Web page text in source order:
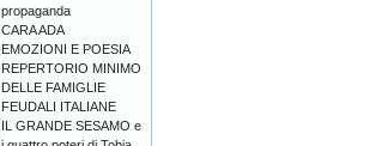
propaganda
CARA ADA
EMOZIONI E POESIA
REPERTORIO MINIMO
DELLE FAMIGLIE
FEUDALI ITALIANE
IL GRANDE SESAMO e